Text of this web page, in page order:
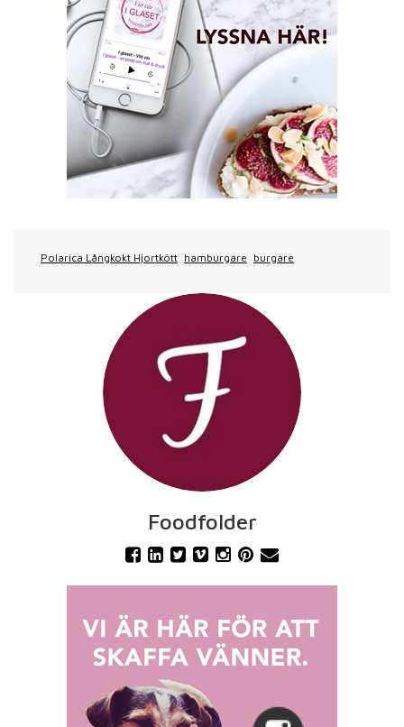
Polarica Långkokt Hjortkött hamburgare burgare
Foodfolder